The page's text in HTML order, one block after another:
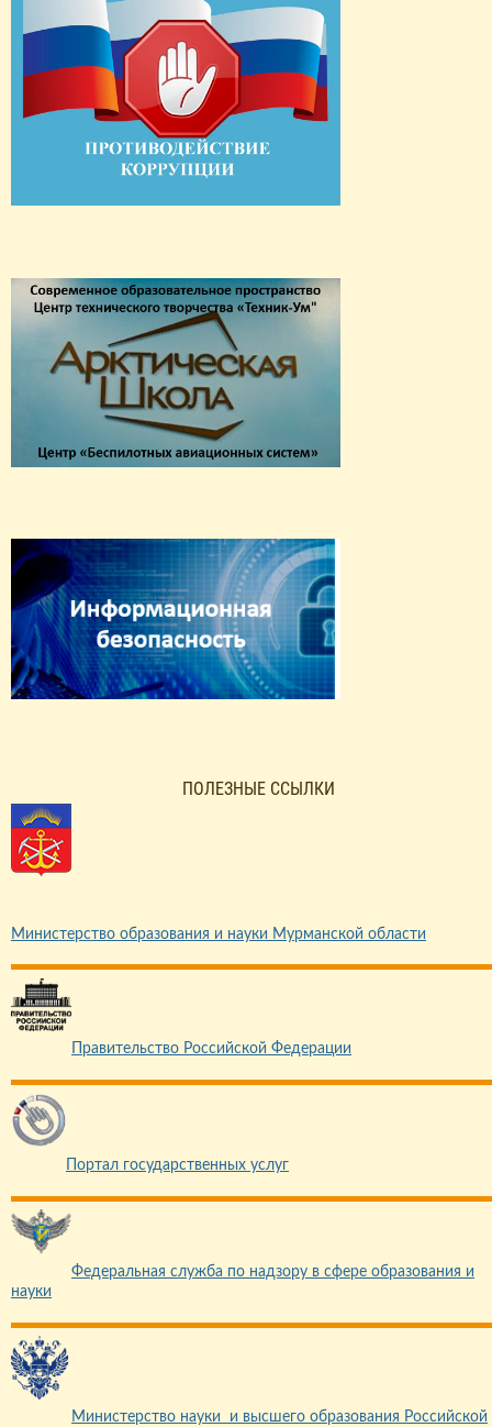
ПОЛЕЗНЫЕ ССЫЛКИ
Министерство образования и науки Мурманской области
Правительство Российской Федерации
Портал государственных услуг
Федеральная служба по надзору в сфере образования и
науки
Министерство науки и высшего образования Российской